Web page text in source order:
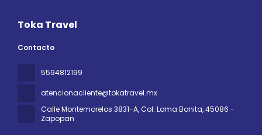
Toka Travel
Contacto
5594812199
atencionacliente@tokatravel.mx
Calle Montemorelos 3831-A, Col. Loma Bonita, 45086 -
Zapopan